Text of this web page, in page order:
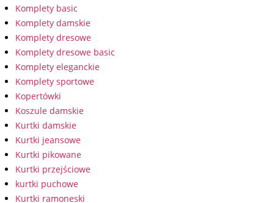
Komplety basic
Komplety damskie
Komplety dresowe
Komplety dresowe basic
Komplety eleganckie
Komplety sportowe
Kopertówki
Koszule damskie
Kurtki damskie
Kurtki jeansowe
Kurtki pikowane
Kurtki przejściowe
kurtki puchowe
Kurtki ramoneski